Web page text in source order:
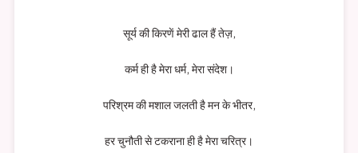
सूर्य की किरणें मेरी ढाल हैं तेज़,
कर्म ही है मेरा धर्म, मेरा संदेश।
परिश्रम की मशाल जलती है मन के भीतर,
हर चुनौती से टकराना ही है मेरा चरित्र।